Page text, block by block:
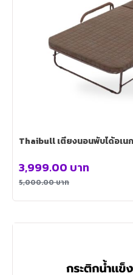
Thaibull เตียงนอนพับได้อเน
5,000.00บาท
3,999.00 บาท